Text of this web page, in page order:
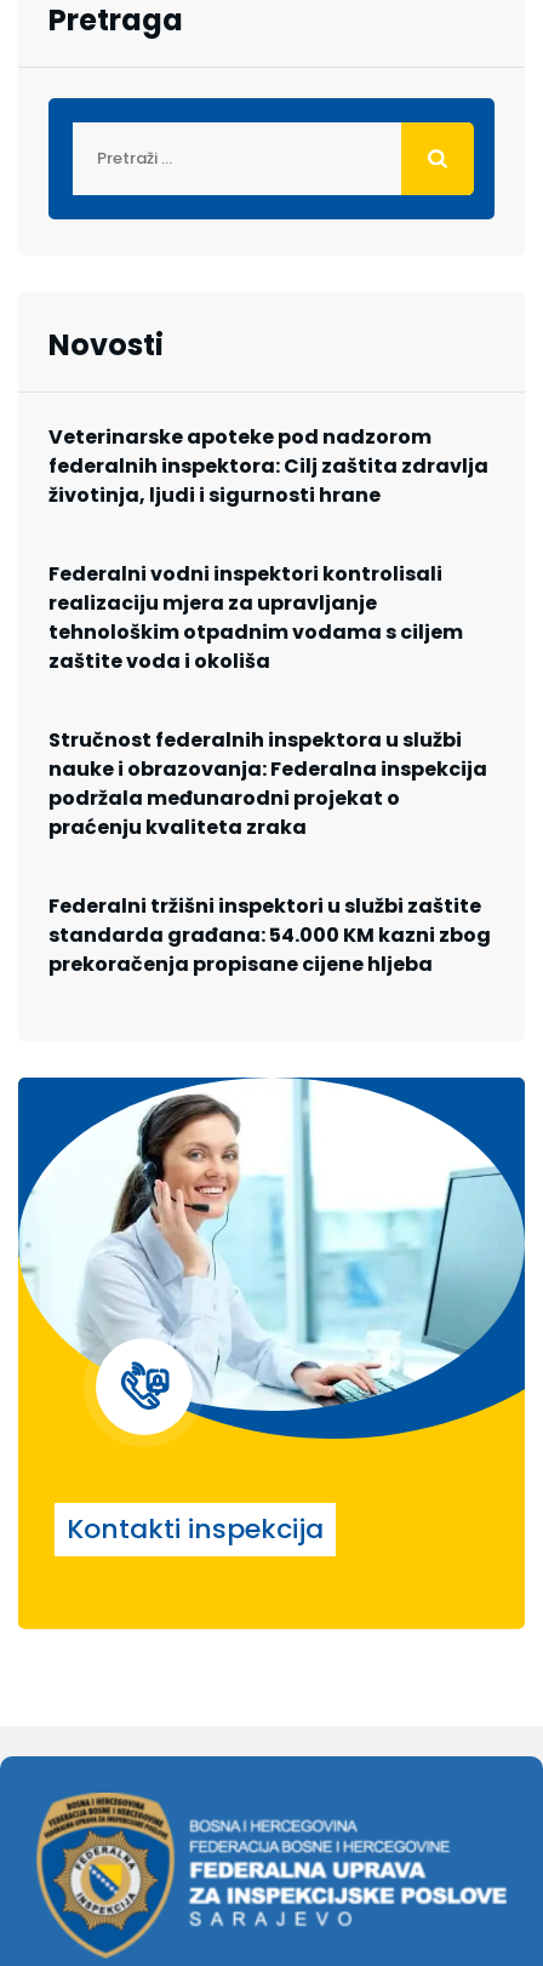
Pretraga
Novosti
Veterinarske apoteke pod nadzorom
federalnih inspektora: Cilj zaštita zdravlja
životinja, ljudi i sigurnosti hrane
Federalni vodni inspektori kontrolisali
realizaciju mjera za upravljanje
tehnološkim otpadnim vodama s ciljem
zaštite voda i okoliša
Stručnost federalnih inspektora u službi
nauke i obrazovanja: Federalna inspekcija
podržala međunarodni projekat o
praćenju kvaliteta zraka
Federalni tržišni inspektori u službi zaštite
standarda građana: 54.000 KM kazni zbog
prekoračenja propisane cijene hljeba
Kontakti inspekcija